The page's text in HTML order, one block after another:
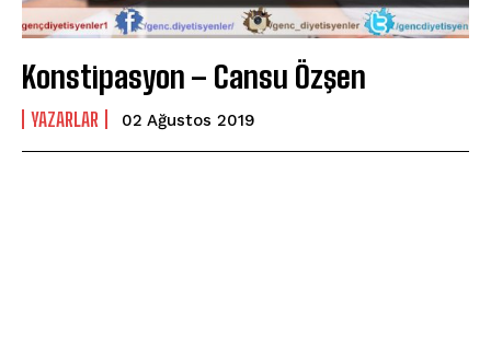
Konstipasyon – Cansu Özşen
YAZARLAR 02 Ağustos 2019